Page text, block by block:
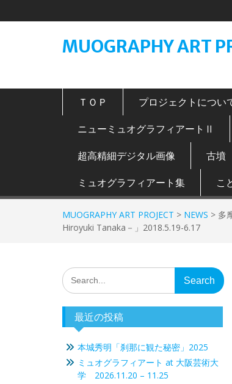
to
MUOGRAPHY ART
ＴＯＰ プロジェクトについ
ニューミュオグラフィアートⅡ
超高精細デジタル画像
古墳
ミュオグラフィアート集
こ
MUOGRAPHY ART PROJECT > NEWS > 多
Hiroyuki Tanaka－」2018.5.19-6.17
Search
for:
最近の投稿
本城秀明「刹那に観た秘密」2025
ミュオグラフィアート at 大阪芸術大
学 2026.11.20 – 11.25